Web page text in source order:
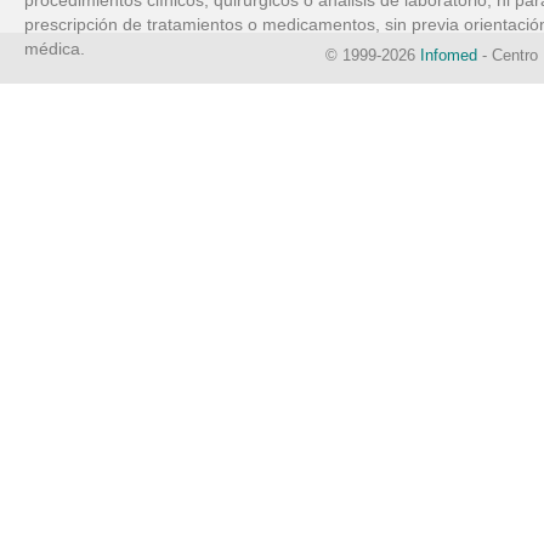
prescripción de tratamientos o medicamentos, sin previa
médica.
© 1999-2026 Infomed - Centro